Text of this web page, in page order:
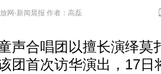
网-新闻晨报 作者：高磊
合唱团以擅长演绎莫
团首次访华演出，17日